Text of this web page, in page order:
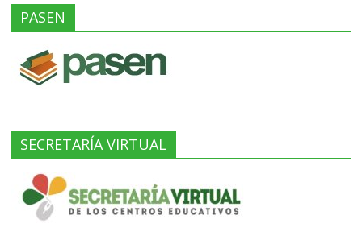
PASEN
SECRETARÍA VIRTUAL